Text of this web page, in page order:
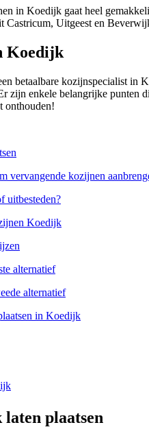
in Koedijk gaat heel
Castricum, Uitgeest en
Koedijk
betaalbare kozijnspecialist
zijn enkele belangrijke
onthouden!
vervangende kozijnen
uitbesteden?
Koedijk
alternatief
alternatief
in Koedijk
plaatsen